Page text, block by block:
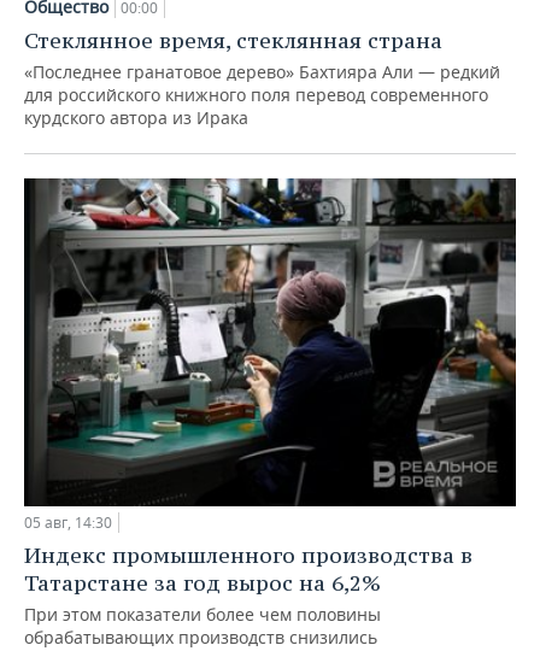
Общество 00:00
Стеклянное время, стеклянная страна
«Последнее гранатовое дерево» Бахтияра Али — редкий
для российского книжного поля перевод современного
курдского автора из Ирака
05 авг, 14:30
Индекс промышленного производства в
Татарстане за год вырос на 6,2%
При этом показатели более чем половины
обрабатывающих производств снизились